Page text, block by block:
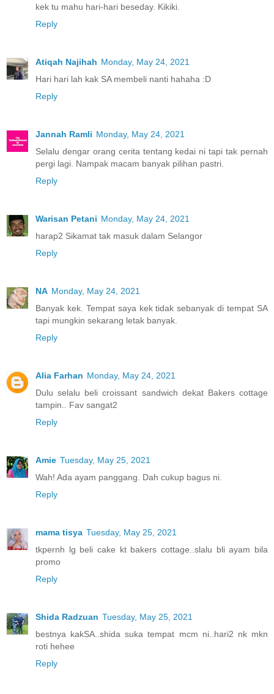
kek tu mahu hari-hari beseday. Kikiki.
Reply
Atiqah Najihah Monday, May 24, 2021
Hari hari lah kak SA membeli nanti hahaha :D
Reply
Jannah Ramli Monday, May 24, 2021
Selalu dengar orang cerita tentang kedai ni tapi tak pernah
pergi lagi. Nampak macam banyak pilihan pastri.
Reply
Warisan Petani Monday, May 24, 2021
harap2 Sikamat tak masuk dalam Selangor
Reply
NA Monday, May 24, 2021
Banyak kek. Tempat saya kek tidak sebanyak di tempat SA
tapi mungkin sekarang letak banyak.
Reply
Alia Farhan Monday, May 24, 2021
Dulu selalu beli croissant sandwich dekat Bakers cottage
tampin.. Fav sangat2
Reply
Amie Tuesday, May 25, 2021
Wah! Ada ayam panggang. Dah cukup bagus ni.
Reply
mama tisya Tuesday, May 25, 2021
tkpernh lg beli cake kt bakers cottage..slalu bli ayam bila
promo
Reply
Shida Radzuan Tuesday, May 25, 2021
bestnya kakSA..shida suka tempat mcm ni..hari2 nk mkn
roti hehee
Reply